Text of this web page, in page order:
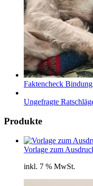
Faktencheck Bindung
Ungefragte
Produkte
Vorlage zum
inkl. 7 % MwSt.